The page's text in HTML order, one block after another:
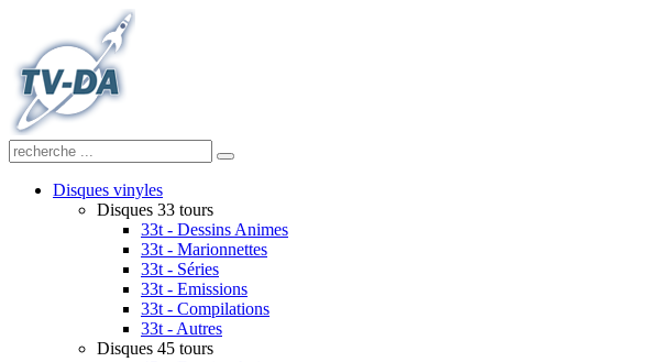
Disques vinyles
Disques 33 tours
33t - Dessins Animes
33t - Marionnettes
33t - Séries
33t - Emissions
33t - Compilations
33t - Autres
Disques 45 tours